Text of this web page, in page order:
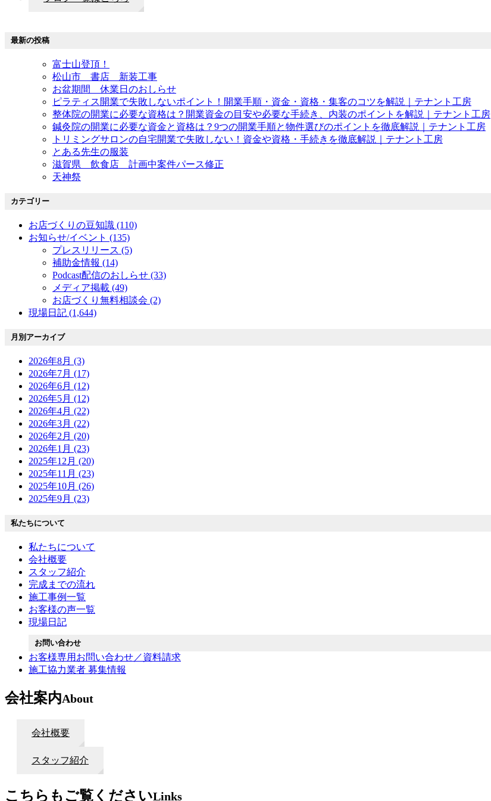
最新の投稿
富士山登頂！
松山市 書店 新装工事
お盆期間 休業日のおしらせ
ピラティス開業で失敗しないポイント！開業手順・資金・資格・集客のコツを解説｜テナント工房
整体院の開業に必要な資格は？開業資金の目安や必要な手続き、内装のポイントを解説｜テナント工房
鍼灸院の開業に必要な資金と資格は？9つの開業手順と物件選びのポイントを徹底解説｜テナント工房
トリミングサロンの自宅開業で失敗しない！資金や資格・手続きを徹底解説｜テナント工房
とある先生の服装
滋賀県 飲食店 計画中案件パース修正
天神祭
カテゴリー
お店づくりの豆知識 (110)
お知らせ/イベント (135)
プレスリリース (5)
補助金情報 (14)
Podcast配信のおしらせ (33)
メディア掲載 (49)
お店づくり無料相談会 (2)
現場日記 (1,644)
月別アーカイブ
2026年8月 (3)
2026年7月 (17)
2026年6月 (12)
2026年5月 (12)
2026年4月 (22)
2026年3月 (22)
2026年2月 (20)
2026年1月 (23)
2025年12月 (20)
2025年11月 (23)
2025年10月 (26)
2025年9月 (23)
私たちについて
私たちについて
会社概要
スタッフ紹介
完成までの流れ
施工事例一覧
お客様の声一覧
現場日記
お問い合わせ
お客様専用お問い合わせ／資料請求
施工協力業者 募集情報
会社案内About
会社概要
スタッフ紹介
こちらもご覧くださいLinks